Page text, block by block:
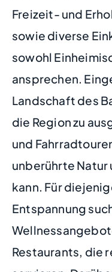
Freizeit- und
sowie diverse
sowohl
ansprechen.
Landschaft des
die Region zu
und
unberührte Natur
kann. Für
Entspannung
Restaurants, die